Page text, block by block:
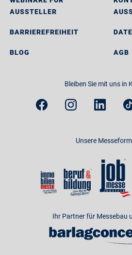
AUSSTELLER
BARRIEREFREIHEIT
BLOG AGB
Bleiben Sie mit uns in
Unsere
Ihr Partner für Messebau